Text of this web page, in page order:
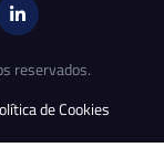
reservados.
de Cookies